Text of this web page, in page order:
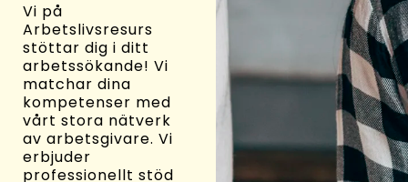
Vi på
Arbetslivsresurs
stöttar dig i ditt
arbetssökande! Vi
matchar dina
kompetenser med
vårt stora nätverk
av arbetsgivare. Vi
erbjuder
professionellt stöd